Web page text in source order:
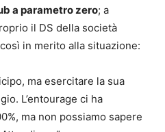
a parametro zero; a
il DS della società
in merito alla situazione:
ma esercitare la sua
L’entourage ci ha
ma non possiamo sapere